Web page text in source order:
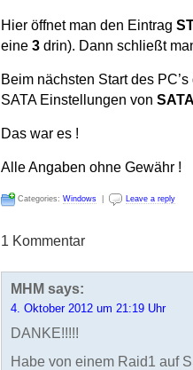
Hier öffnet man den Eintrag
eine 3 drin). Dann schließt
Beim nächsten Start des
SATA Einstellungen von
Das war es !
Alle Angaben ohne Gewähr !
Categories: Windows Leave a reply
1 Kommentar
MHM says:
4. Oktober 2012 um 21:19 Uhr
DANKE!!!!!
Habe von einem Raid1 auf